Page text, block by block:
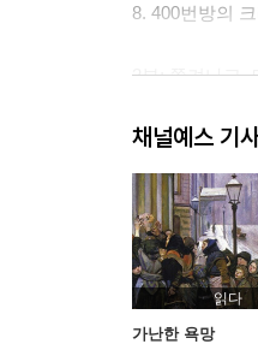
8. 400번방의
2부: 쫓겨나고,
10. 일하는 약
11. 이 동네가
12. 일시적인
13. E-24
14. 높은 관용
15. 소란 행위
16. 눈 위의 재
채널예스 기
읽다
가난한 욕망